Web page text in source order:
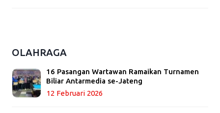
OLAHRAGA
16 Pasangan Wartawan Ramaikan Turnamen
Biliar Antarmedia se-Jateng
12 Februari 2026